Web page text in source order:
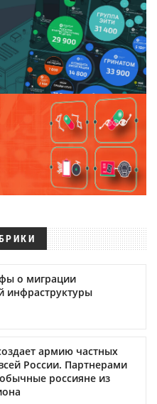
о миграции
инфраструктуры
армию частных
России. Партнерами
обычные россияне из